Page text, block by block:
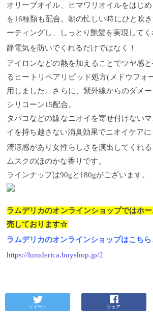
オリーブオイル、ヒマワリオイルをはじ
を16種類も配合。朝の忙しい時にひと吹
ーティングし、しっとり艶髪を実現してく
静電気を防いでくれるだけではなく！
アイロンなどの熱を加えることでツヤ感
るヒートリペアリピッド処方(メドウフォ
用しました。さらに、紫外線からのダメ
シリコーン15配合。
タバコなどの嫌なニオイを寄せ付けない
イを持ち越さない消臭効果でニオイケアに
清涼感があり女性らしさを演出してくれ
ムスクのほのかな香りです。
ラインナップは90gと180gがございます。
ラムデリカのオンラインショップではホ
売しております☆
ラムデリカのオンラインショップはこちら
https://lumderica.buyshop.jp/2
ツイート シェア